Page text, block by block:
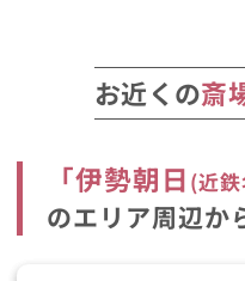
お近くの斎
「伊勢朝日 (近
のエリア周辺か